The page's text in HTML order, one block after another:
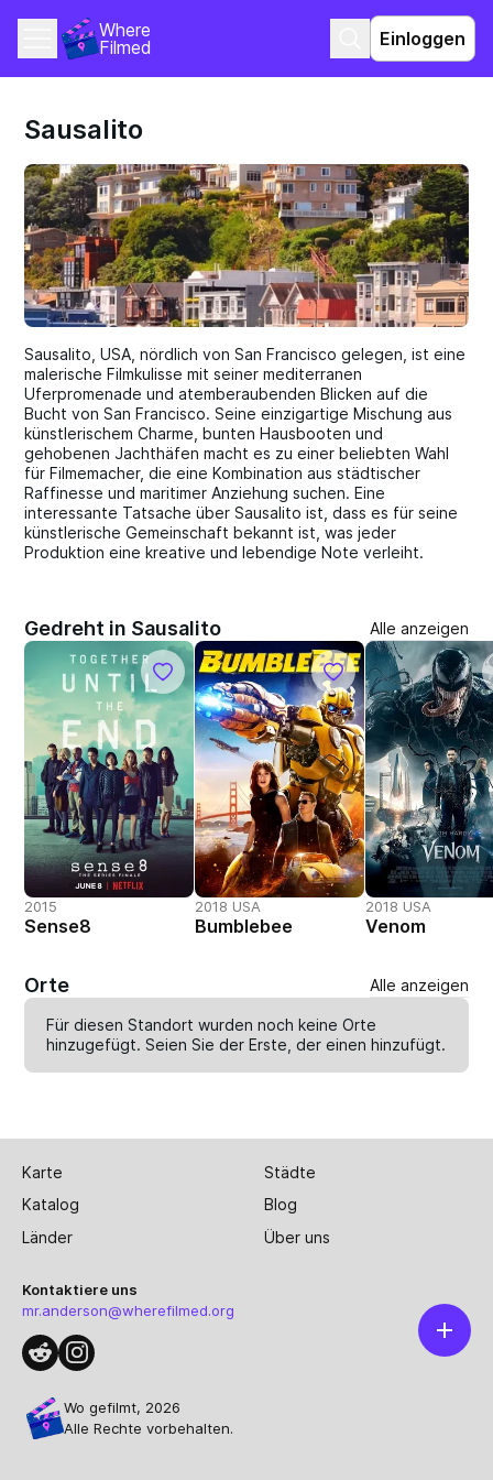
Where
Filmed
Einloggen
Sausalito
Sausalito, USA, nördlich von San Francisco gelegen, ist eine
malerische Filmkulisse mit seiner mediterranen
Uferpromenade und atemberaubenden Blicken auf die
Bucht von San Francisco. Seine einzigartige Mischung aus
künstlerischem Charme, bunten Hausbooten und
gehobenen Jachthäfen macht es zu einer beliebten Wahl
für Filmemacher, die eine Kombination aus städtischer
Raffinesse und maritimer Anziehung suchen. Eine
interessante Tatsache über Sausalito ist, dass es für seine
künstlerische Gemeinschaft bekannt ist, was jeder
Produktion eine kreative und lebendige Note verleiht.
Gedreht in Sausalito Alle anzeigen
2015
Sense8
2018 USA
Bumblebee
2018 USA
Venom
Orte Alle anzeigen
Für diesen Standort wurden noch keine Orte
hinzugefügt. Seien Sie der Erste, der einenhinzufügt.
Karte
Städte
Katalog
Blog
Länder
Über uns
Kontaktiere uns
mr.anderson@wherefilmed.org
Wo gefilmt, 2026
Alle Rechte vorbehalten.